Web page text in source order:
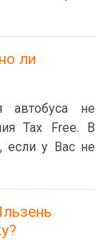
ли
автобуса не
Tax Free. В
если у Вас не